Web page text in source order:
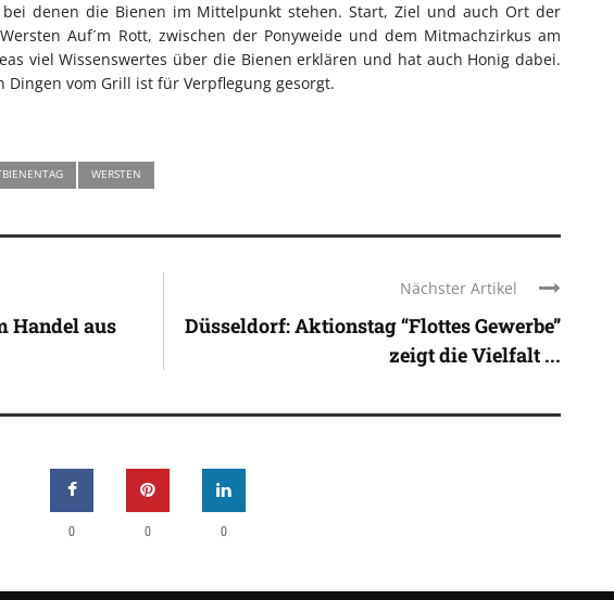
denen die Bienen im Mittelpunkt stehen. Start, Ziel und auch Ort der
Auf´m Rott, zwischen der Ponyweide und dem Mitmachzirkus am
viel Wissenswertes über die Bienen erklären und hat auch Honig dabei.
Dingen vom Grill ist für Verpflegung gesorgt.
WERSTEN
Handel aus
Nächster Artikel
Düsseldorf: Aktionstag “Flottes Gewerbe”
zeigt die Vielfalt ...
0 0 0